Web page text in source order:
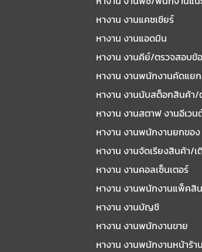
หางาน งานแคชเชียร์
หางาน งานแอดมิน
หางาน งานคีย์/ตรวจสอบข้
หางาน งานพนักงานคัดแย
หางาน งานนับสต็อกสินค้า
หางาน งานสตาฟ งานอีเวน
หางาน งานพนักงานยกของ
หางาน งานจัดเรียงสินค้า/
หางาน งานคอลเซ็นเตอร์
หางาน งานพนักงานแพ็คสิ
หางาน งานบัญชี
หางาน งานพนักงานขาย
หางาน งานพนักงานหน้าร้